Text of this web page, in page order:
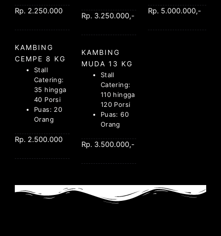
Rp. 2.250.000
KAMBING
CEMPE 8 KG
Stall
Catering:
35 hingga
40 Porsi
Puas: 20
Orang
Rp. 2.500.000
Rp. 3.250.000,-
KAMBING
MUDA 13 KG
Stall
Catering:
110 hingga
120 Porsi
Puas: 60
Orang
Rp. 3.500.000,-
Rp. 5.000.000,-